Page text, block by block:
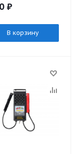
₽
В корзину